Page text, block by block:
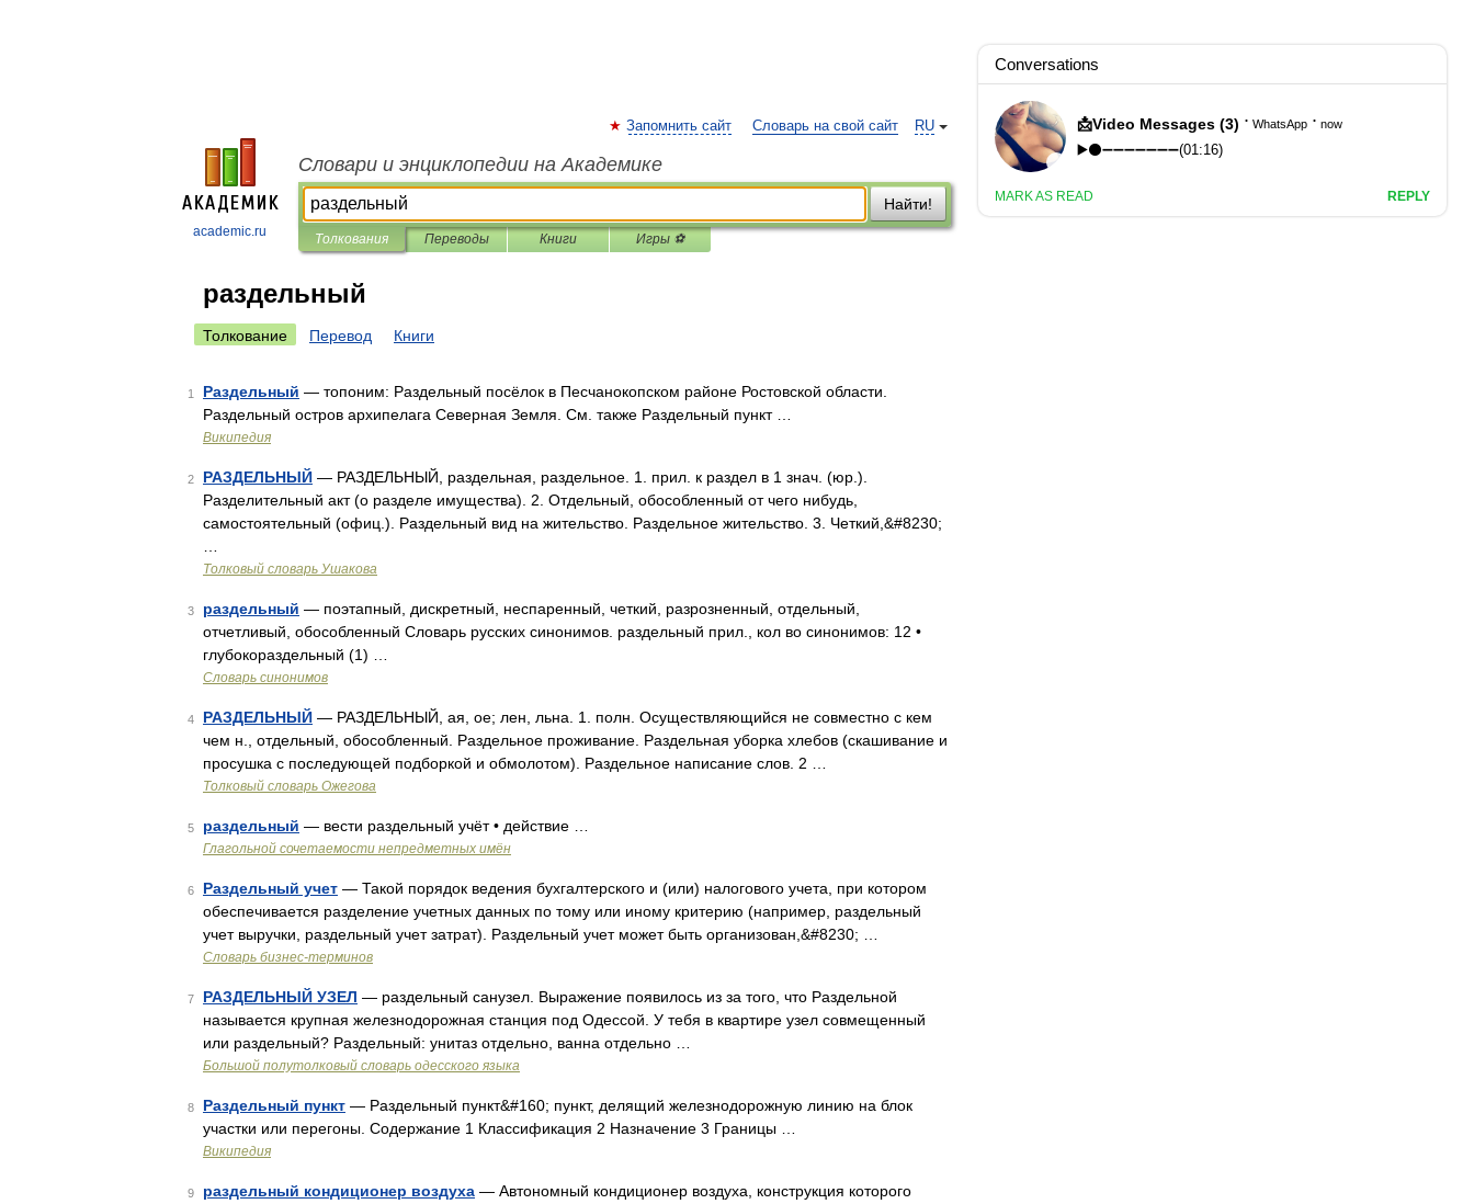
academic.ru
RU
Запомнить сайт Словарь на свой сайт
Словари и энциклопедии на Академике
Найти!
Толкования Переводы Книги Игры ⚽
раздельный
Толкование Перевод Книги
1 Раздельный — топоним: Раздельный посёлок в Песчанокопском районе Ростовской области.
Раздельный остров архипелага Северная Земля. См. также Раздельный пункт …
Википедия
2 РАЗДЕЛЬНЫЙ — РАЗДЕЛЬНЫЙ, раздельная, раздельное. 1. прил. к раздел в 1 знач. (юр.).
Разделительный акт (о разделе имущества). 2. Отдельный, обособленный от чего нибудь,
самостоятельный (офиц.). Раздельный вид на жительство. Раздельное жительство. 3. Четкий,&#8230;
Толковый словарь Ушакова
3 раздельный — поэтапный, дискретный, неспаренный, четкий, разрозненный, отдельный,
отчетливый, обособленный Словарь русских синонимов. раздельный прил., кол во синонимов: 12 •
глубокораздельный (1) …
Словарь синонимов
4 РАЗДЕЛЬНЫЙ — РАЗДЕЛЬНЫЙ, ая, ое; лен, льна. 1. полн. Осуществляющийся не совместно с кем
чем н., отдельный, обособленный. Раздельное проживание. Раздельная уборка хлебов (скашивание и
просушка с последующей подборкой и обмолотом). Раздельное написание слов. 2 …
Толковый словарь Ожегова
5 раздельный — вести раздельный учёт • действие …
Глагольной сочетаемости непредметных имён
6 Раздельный учет — Такой порядок ведения бухгалтерского и (или) налогового учета, при котором
обеспечивается разделение учетных данных по тому или иному критерию (например, раздельный
учет выручки, раздельный учет затрат). Раздельный учет может быть организован,&#8230; …
Словарь бизнес-терминов
7 РАЗДЕЛЬНЫЙ УЗЕЛ — раздельный санузел. Выражение появилось из за того, что Раздельной
называется крупная железнодорожная станция под Одессой. У тебя в квартире узел совмещенный
или раздельный? Раздельный: унитаз отдельно, ванна отдельно …
Большой полутолковый словарь одесского языка
8 Раздельный пункт — Раздельный пункт&#160; пункт, делящий железнодорожную линию на блок
участки или перегоны. Содержание 1 Классификация 2 Назначение 3 Границы …
Википедия
9 раздельный кондиционер воздуха — Автономный кондиционер воздуха, конструкция которого